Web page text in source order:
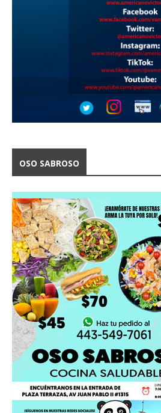
OSO SABROSO